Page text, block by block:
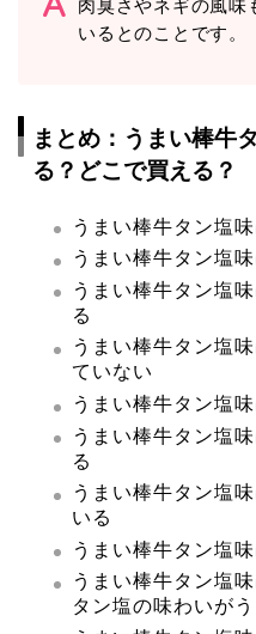
肉臭さやネギの風味
いるとのことです。
まとめ：うまい棒牛
る？どこで買える？
うまい棒牛タン塩
うまい棒牛タン塩
うまい棒牛タン塩
る
うまい棒牛タン塩
ていない
うまい棒牛タン塩
うまい棒牛タン塩
る
うまい棒牛タン塩
いる
うまい棒牛タン塩
うまい棒牛タン塩
タン塩の味わいが